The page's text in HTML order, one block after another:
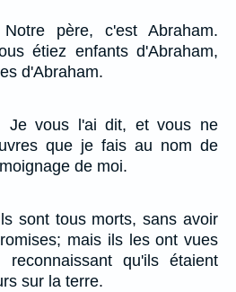
père, c'est Abraham.
étiez enfants d'Abraham,
d'Abraham.
Je vous l'ai dit, et vous ne
que je fais au nom de
de moi.
sont tous morts, sans avoir
mais ils les ont vues
qu'ils étaient
sur la terre.